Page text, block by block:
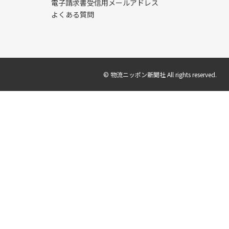
電子請求書受信用メールアドレス
よくある質問
© 物流ニッポン新聞社 All rights reserved.